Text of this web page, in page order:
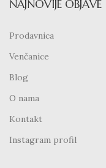
NAJNOVIJE OBJAVE
Prodavnica
Venčanice
Blog
O nama
Kontakt
Instagram profil